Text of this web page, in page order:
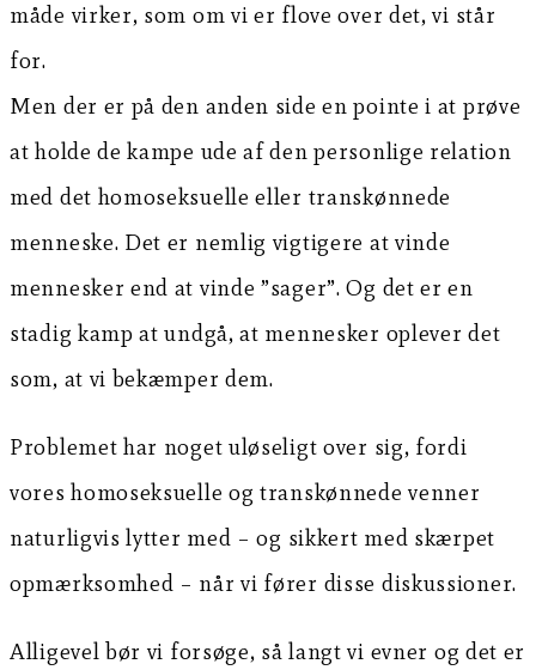
måde virker, som om vi er flove over det, vi står
for.
Men der er på den anden side en pointe i at prøve
at holde de kampe ude af den personlige relation
med det homoseksuelle eller transkønnede
menneske. Det er nemlig vigtigere at vinde
mennesker end at vinde ”sager”. Og det er en
stadig kamp at undgå, at mennesker oplever det
som, at vi bekæmper dem.
Problemet har noget uløseligt over sig, fordi
vores homoseksuelle og transkønnede venner
naturligvis lytter med – og sikkert med skærpet
opmærksomhed – når vi fører disse diskussioner.
Alligevel bør vi forsøge, så langt vi evner og det er